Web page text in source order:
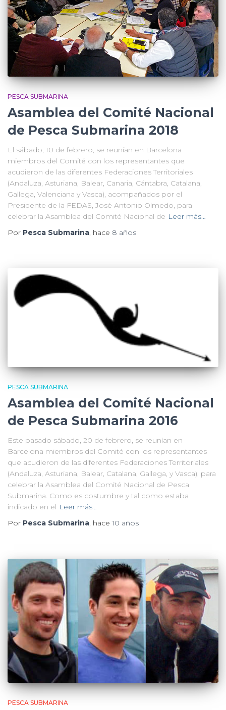
PESCA SUBMARINA
Asamblea del Comité Nacional
de Pesca Submarina 2018
El sábado, 10 de febrero, se reunían en Barcelona
miembros del Comité con los representantes que
acudieron de las diferentes Federaciones Territoriales
(Andaluza, Asturiana, Balear, Canaria, Cántabra, Catalana,
Gallega, Valenciana y Vasca), acompañados por el
Presidente de la FEDAS, José Antonio Olmedo, para
celebrar la Asamblea del Comité Nacional de Leer más…
Por Pesca Submarina , hace 8 años
PESCA SUBMARINA
Asamblea del Comité Nacional
de Pesca Submarina 2016
Este pasado sábado, 20 de febrero, se reunían en
Barcelona miembros del Comité con los representantes
que acudieron de las diferentes Federaciones Territoriales
(Andaluza, Asturiana, Balear, Catalana, Gallega, y Vasca), para
celebrar la Asamblea del Comité Nacional de Pesca
Submarina. Como es costumbre y tal como estaba
indicado en el Leer más…
Por Pesca Submarina, hace10 años
PESCA SUBMARINA